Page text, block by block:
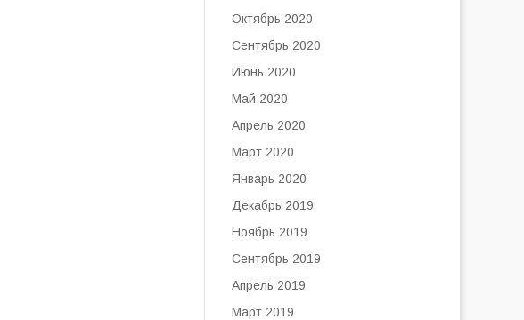
Октябрь 2020
Сентябрь 2020
Июнь 2020
Май 2020
Апрель 2020
Март 2020
Январь 2020
Декабрь 2019
Ноябрь 2019
Сентябрь 2019
Апрель 2019
Март 2019